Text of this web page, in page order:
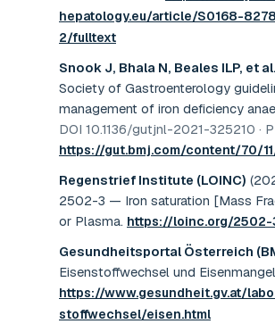
hepatology.eu/article/S0168-
2/fulltext
Snook J, Bhala N, Beales ILP, et al.
Society of Gastroenterology
management of iron deficiency
DOI 10.1136/gutjnl-2021-325210 ·
https://gut.bmj.com/content/70/
Regenstrief Institute (LOINC)
2502-3 — Iron saturation [Mass
or Plasma. https://loinc.org/2502-
Gesundheitsportal Österreich
Eisenstoffwechsel und Eisenmangel
https://www.gesundheit.gv.at/
stoffwechsel/eisen.html